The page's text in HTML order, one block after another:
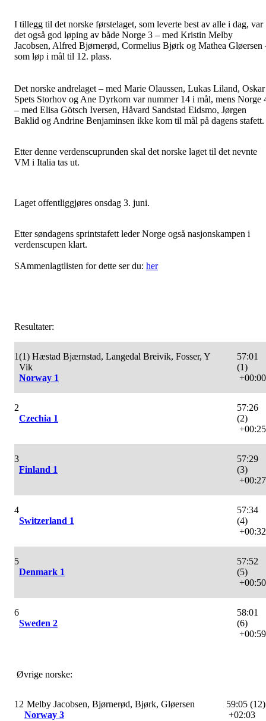
I tillegg til det norske førstelaget, som leverte best av alle i dag, var
det også god løping av både Norge 3 – med Kristin Melby
Jacobsen, Alfred Bjørnerød, Cormelius Bjørk og Mathea Gløersen
som løp i mål til 12. plass.
Det norske andrelaget – med Marie Olaussen, Lukas Liland, Oskar
Spets Storhov og Ane Dyrkorn var nummer 14 i mål, mens Norge
– med Elisa Götsch Iversen, Håvard Sandstad Eidsmo, Jørgen
Baklid og Andrine Benjaminsen ikke kom til mål på dagens stafett.
Etter denne verdenscuprunden skal det norske laget til det nevnte
VM i Italia tas ut.
Laget offentliggjøres onsdag 3. juni.
Etter søndagens sprintstafett leder Norge også nasjonskampen i
verdenscupen klart.
SAmmenlagtlisten for dette ser du: her
Resultater:
1(1) Hæstad Bjærnstad, Langedal Breivik, Fosser, Y
Vik
Norway 1
57:01
(1)
+00:00
2
Czechia 1
57:26
(2)
+00:25
3
Finland 1
57:29
(3)
+00:27
4
Switzerland 1
57:34
(4)
+00:32
5
Denmark 1
57:52
(5)
+00:50
6
Sweden 2
58:01
(6)
+00:59
Øvrige norske:
12 Melby Jacobsen, Bjørnerød, Bjørk, Gløersen
Norway 3
59:05 (12)
+02:03